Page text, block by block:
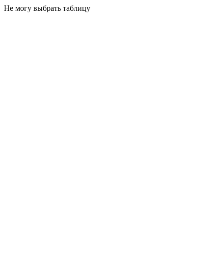
Не могу выбрать таблицу